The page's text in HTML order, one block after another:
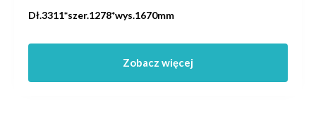
Dł.3311*szer.1278*wys.1670mm
Zobacz więcej